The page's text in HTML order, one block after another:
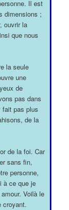
Il est
dimensions ;
ouvrir la
que nous
la seule
une
de
pas dans
fait pas plus
de la
de la foi. Car
sans fin,
personne,
à ce que je
Voilà le
croyant.